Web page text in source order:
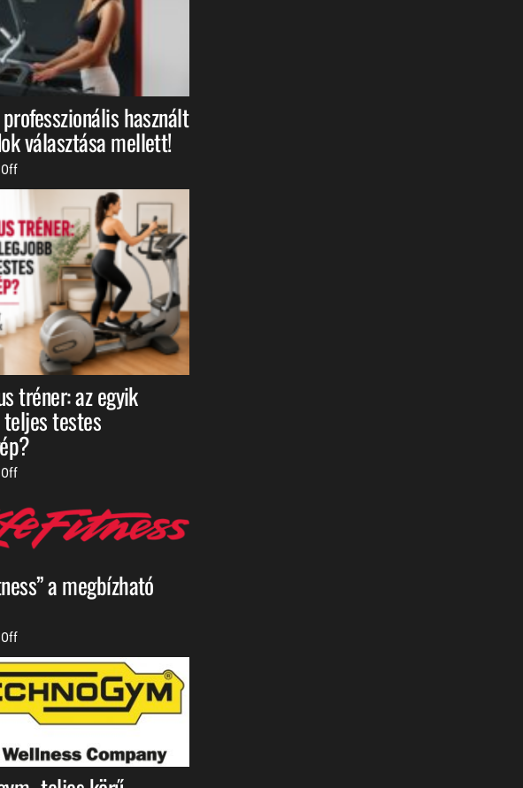
használt
választása mellett!
Off
tréner: az egyik
testes
Off
a megbízható
Off